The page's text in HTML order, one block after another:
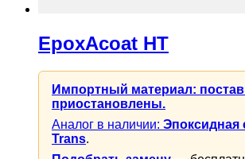
EpoxAcoat HT
Импортный материал:
приостановлены.
Аналог в наличии: Эпоксидная
Trans.